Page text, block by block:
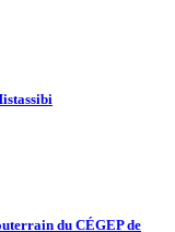
du CÉGEP de